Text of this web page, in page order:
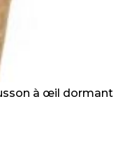
à œil dormant